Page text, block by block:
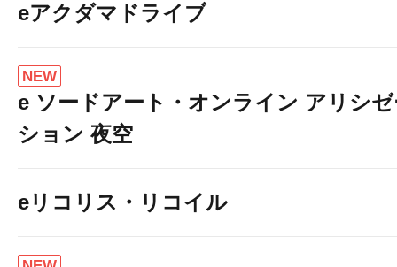
eアクダマドライブ
NEW
e ソードアート・オンライン アリシ
ション 夜空
eリコリス・リコイル